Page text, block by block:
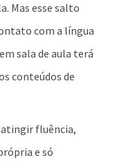
Mas esse salto
com a língua
sala de aula terá
conteúdos de
fluência,
e só